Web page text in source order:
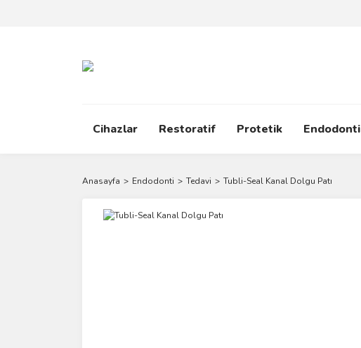
Cihazlar Restoratif Protetik Endodonti
Anasayfa Endodonti Tedavi Tubli-Seal Kanal Dolgu Patı